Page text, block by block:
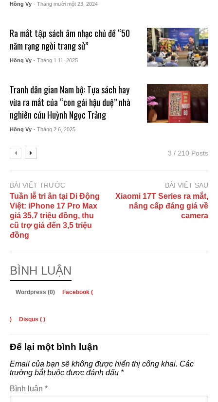
Hồng Vy - Tháng mười một 23, 2024
Ra mắt tập sách âm nhạc chủ đề “50
năm rạng ngời trang sử”
Hồng Vy - Tháng 1 11, 2025
Tranh dân gian Nam bộ: Tựa sách hay
vừa ra mắt của “con gái hậu duệ” nhà
nghiên cứu Huỳnh Ngọc Trảng
Hồng Vy - Tháng 2 6, 2025
3 / 210 Posts
BÀI VIẾT TRƯỚC
Tuần lễ tri ân tại Di Động
Việt: iPhone 17 Pro Max
giá 35,7 triệu đồng, thu
cũ trợ giá đến 3,5 triệu
đồng
BÀI VIẾT SAU
Xiaomi 17T Series ra mắt,
nâng cấp đáng giá về
camera
BÌNH LUẬN
Wordpress (0) Facebook (
) Disqus ( )
Để lại một bình luận
Email của bạn sẽ không được hiển thị công khai. Các
trường bắt buộc được đánh dấu *
Bình luận *